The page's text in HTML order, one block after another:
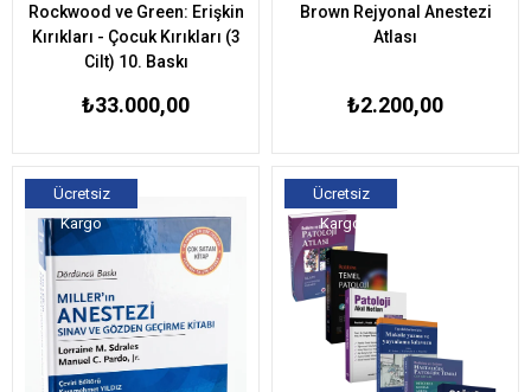
Rockwood ve Green: Erişkin
Kırıkları - Çocuk Kırıkları (3
Cilt) 10. Baskı
₺33.000,00
Brown Rejyonal Anestezi
Atlası
₺2.200,00
Ücretsiz
Kargo
Ücretsiz
Kargo